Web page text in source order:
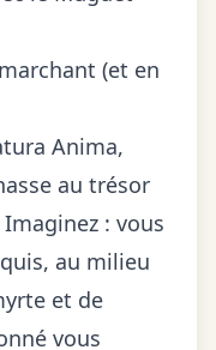
(et en
Anima,
au trésor
: vous
au milieu
et de
vous